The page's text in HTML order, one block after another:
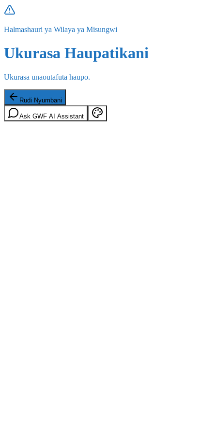
Halmashauri ya Wilaya ya Misungwi
Ukurasa Haupatikani
Ukurasa unaoutafuta haupo.
Rudi Nyumbani
Ask GWF AI Assistant